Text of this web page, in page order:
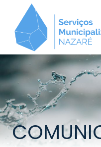
content